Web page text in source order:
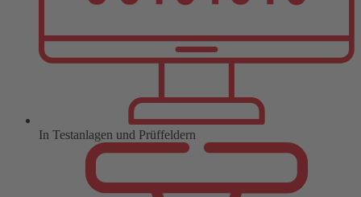
In Testanlagen und Prüffeldern